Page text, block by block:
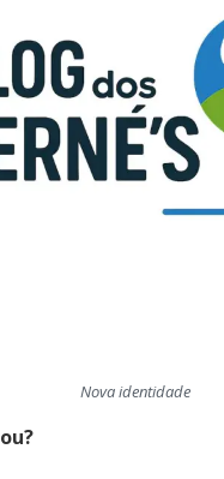
Nova identidade